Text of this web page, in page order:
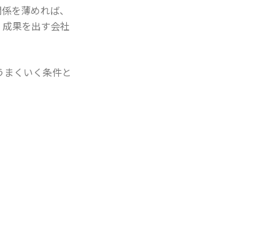
を薄めれば、
果を出す会社
くいく条件と